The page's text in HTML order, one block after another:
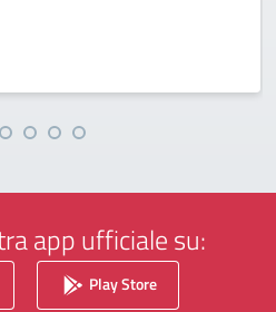
app ufficiale su:
Play Store